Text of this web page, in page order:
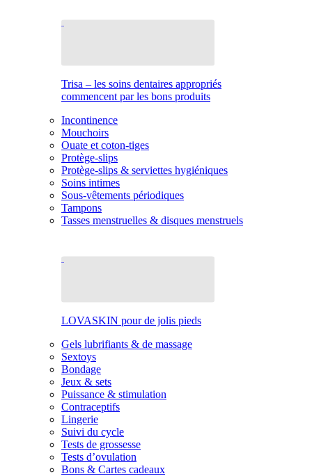
Trisa – les soins dentaires appropriés
commencent par les bons produits
Incontinence
Mouchoirs
Ouate et coton-tiges
Protège-slips
Protège-slips & serviettes hygiéniques
Soins intimes
Sous-vêtements périodiques
Tampons
Tasses menstruelles & disques menstruels
LOVASKIN pour de jolis pieds
Gels lubrifiants & de massage
Sextoys
Bondage
Jeux & sets
Puissance & stimulation
Contraceptifs
Lingerie
Suivi du cycle
Tests de grossesse
Tests d’ovulation
Bons & Cartes cadeaux